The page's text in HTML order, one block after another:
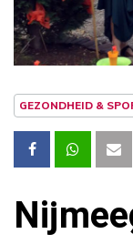
GEZONDHEID &